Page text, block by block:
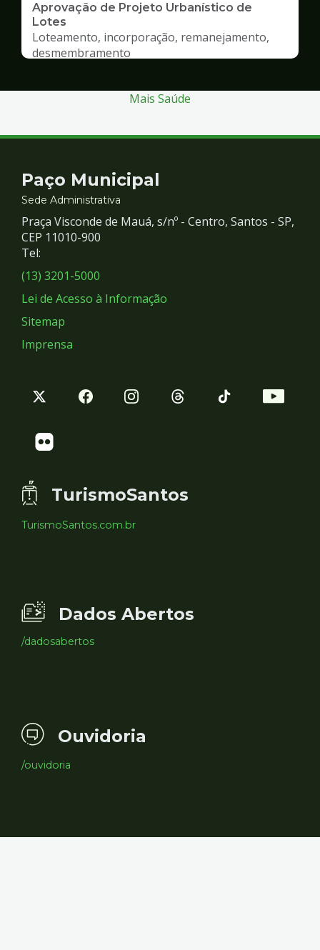
Aprovação de Projeto Urbanístico de
Lotes
Loteamento, incorporação, remanejamento,
desmembramento
Mais Saúde
Contato
e
Redes
Sociais
Paço Municipal
Sede Administrativa
Praça Visconde de Mauá, s/nº - Centro, Santos - SP,
CEP 11010-900
Tel:
(13) 3201-5000
Lei de Acesso à Informação
Sitemap
Imprensa
TurismoSantos
TurismoSantos.com.br
Dados Abertos
/dadosabertos
Ouvidoria
/ouvidoria